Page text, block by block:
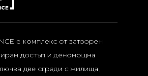
е комплекс от затворен
достъп и денонощна
две сгради с жилища,